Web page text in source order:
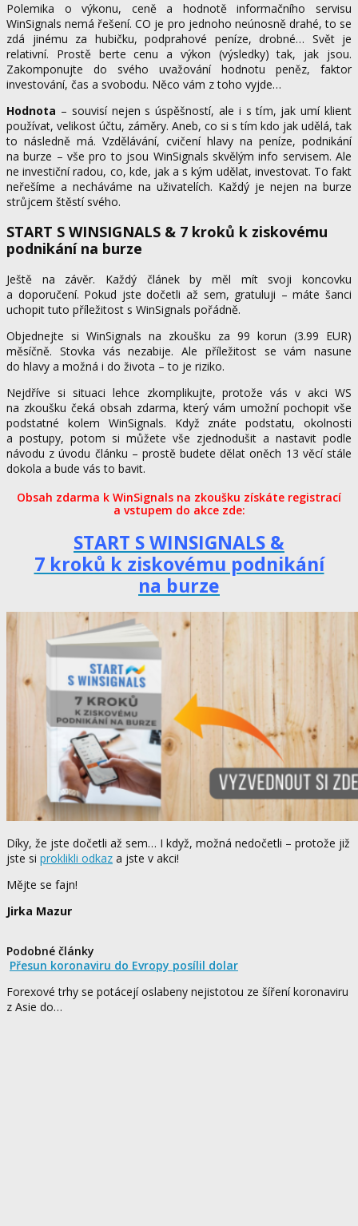
Polemika o výkonu, ceně a hodnotě informačního servisu
WinSignals nemá řešení. CO je pro jednoho neúnosně drahé, to se
zdá jinému za hubičku, podprahové peníze, drobné… Svět je
relativní. Prostě berte cenu a výkon (výsledky) tak, jak jsou.
Zakomponujte do svého uvažování hodnotu peněz, faktor
investování, čas a svobodu. Něco vám z toho vyjde…
Hodnota – souvisí nejen s úspěšností, ale i s tím, jak umí klient
používat, velikost účtu, záměry. Aneb, co si s tím kdo jak udělá, tak
to následně má. Vzdělávání, cvičení hlavy na peníze, podnikání
na burze – vše pro to jsou WinSignals skvělým info servisem. Ale
ne investiční radou, co, kde, jak a s kým udělat, investovat. To fakt
neřešíme a necháváme na uživatelích. Každý je nejen na burze
strůjcem štěstí svého.
START S WINSIGNALS & 7 kroků k ziskovému
podnikání na burze
Ještě na závěr. Každý článek by měl mít svoji koncovku
a doporučení. Pokud jste dočetli až sem, gratuluji – máte šanci
uchopit tuto příležitost s WinSignals pořádně.
Objednejte si WinSignals na zkoušku za 99 korun (3.99 EUR)
měsíčně. Stovka vás nezabije. Ale příležitost se vám nasune
do hlavy a možná i do života – to je riziko.
Nejdříve si situaci lehce zkomplikujte, protože vás v akci WS
na zkoušku čeká obsah zdarma, který vám umožní pochopit vše
podstatné kolem WinSignals. Když znáte podstatu, okolnosti
a postupy, potom si můžete vše zjednodušit a nastavit podle
návodu z úvodu článku – prostě budete dělat oněch 13 věcí stále
dokola a bude vás to bavit.
Obsah zdarma k WinSignals na zkoušku získáte registrací
a vstupem do akce zde:
START S WINSIGNALS &
7 kroků k ziskovému podnikání
na burze
Díky, že jste dočetli až sem… I když, možná nedočetli – protože již
jste si proklikli odkaz a jste v akci!
Mějte se fajn!
Jirka Mazur
Podobné články
Přesun koronaviru do Evropy posílil dolar
Forexové trhy se potácejí oslabeny nejistotou ze šíření koronaviru
z Asie do…